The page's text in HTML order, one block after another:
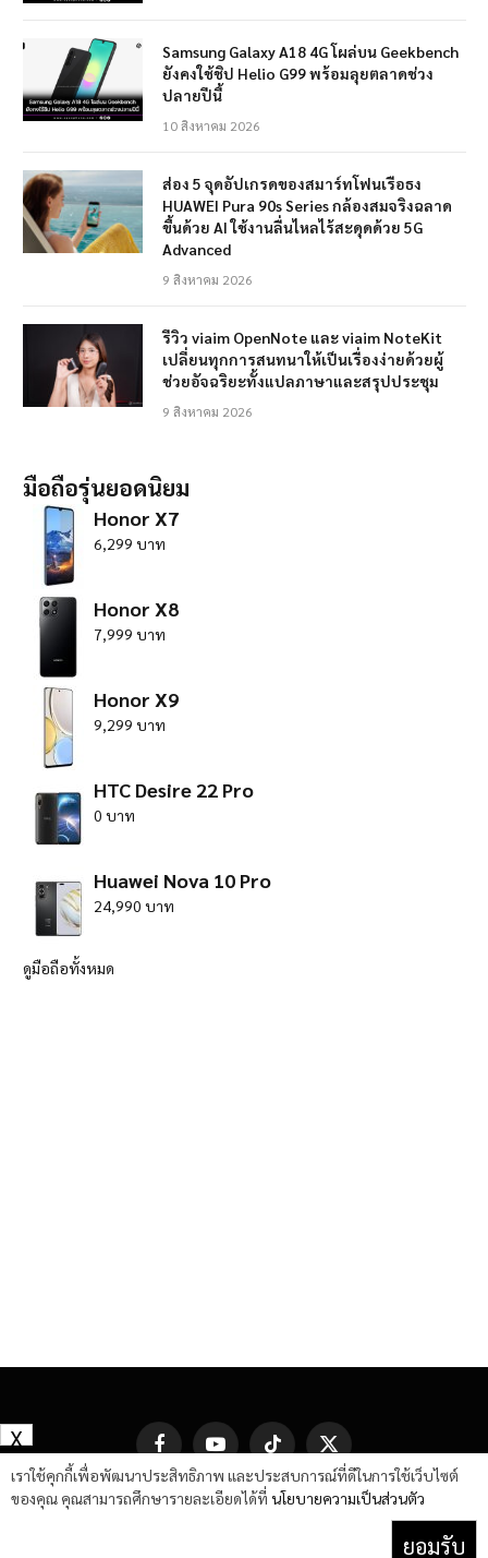
Samsung Galaxy A18 4G โผล่บน Geekbench
ยังคงใช้ชิป Helio G99 พร้อมลุยตลาดช่วง
ปลายปีนี้
10 สิงหาคม 2026
ส่อง 5 จุดอัปเกรดของสมาร์ทโฟนเรือธง
HUAWEI Pura 90s Series กล้องสมจริงฉลาด
ขึ้นด้วย AI ใช้งานลื่นไหลไร้สะดุดด้วย 5G
Advanced
9 สิงหาคม 2026
รีวิว viaim OpenNote และ viaim NoteKit
เปลี่ยนทุกการสนทนาให้เป็นเรื่องง่ายด้วยผู้
ช่วยอัจฉริยะทั้งแปลภาษาและสรุปประชุม
9 สิงหาคม 2026
มือถือรุ่นยอดนิยม
Honor X7
6,299 บาท
Honor X8
7,999 บาท
Honor X9
9,299 บาท
HTC Desire 22 Pro
0 บาท
Huawei Nova 10 Pro
24,990 บาท
ดูมือถือทั้งหมด
FacebookYouTube TikTok
X
(Twitter)
เราใช้คุกกี้เพื่อพัฒนาประสิทธิภาพ และประสบการณ์ที่ดีในการใช้เว็บไซต์
ของคุณ คุณสามารถศึกษารายละเอียดได้ที่ นโยบายความเป็นส่วนตัว
ยอมรับ
X